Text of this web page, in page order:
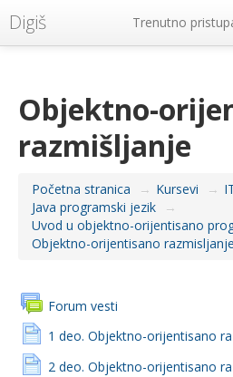
Digiš Trenutno
Srpski ‎(sr_lt)‎
Objektno-
razmišljanje
Početna stranica → Kursevi →
Java programski jezik
→
Uvod u objektno-orijentisano
Objektno-orijentisano razmisljanje
Forum vesti
1 deo. Objektno-orijentisano
2 deo. Objektno-orijentisano